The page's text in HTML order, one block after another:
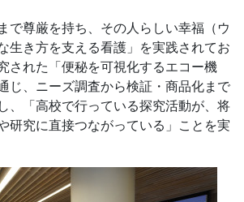
でなく一般教養も身に付け、次世代の
培うところであり、デジタル化が進む